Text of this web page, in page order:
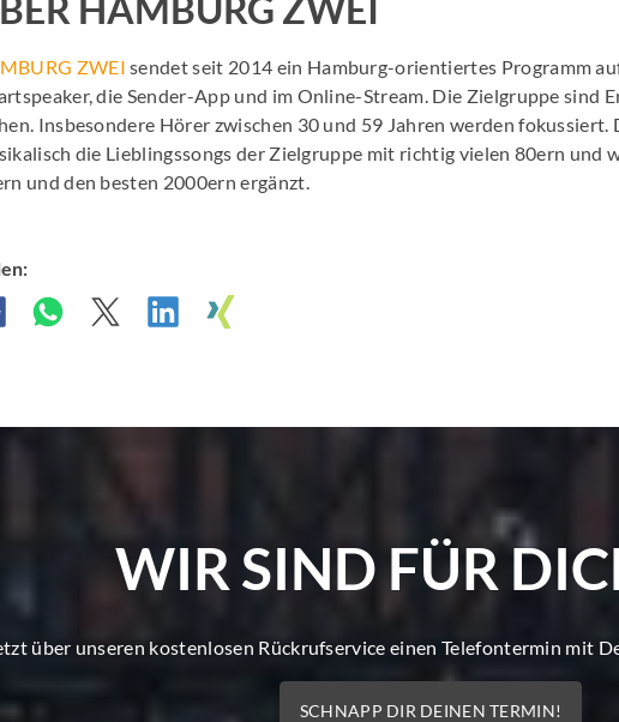
ZWEI sendet seit 2014 ein Hamburg-orientiertes Programm
die Sender-App und im Online-Stream. Die Zielgruppe sind
Insbesondere Hörer zwischen 30 und 59 Jahren werden fokussiert.
die Lieblingssongs der Zielgruppe mit richtig vielen 80ern und
und den besten 2000ern ergänzt.
WIR SIND FÜR
über unseren kostenlosen Rückrufservice einen Telefontermin mit
SCHNAPP DIR DEINEN TERMIN!